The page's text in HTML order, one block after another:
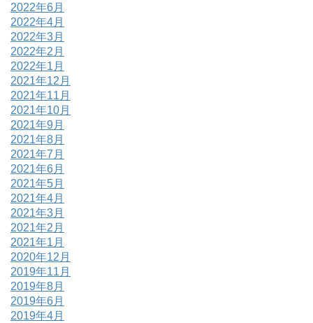
2022年6月
2022年4月
2022年3月
2022年2月
2022年1月
2021年12月
2021年11月
2021年10月
2021年9月
2021年8月
2021年7月
2021年6月
2021年5月
2021年4月
2021年3月
2021年2月
2021年1月
2020年12月
2019年11月
2019年8月
2019年6月
2019年4月